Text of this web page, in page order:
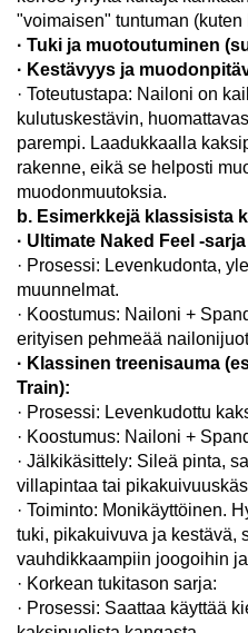
"voimaisen" tuntuman
· Tuki ja muotoutuminen
· Kestävyys ja
· Toteutustapa: Nailoni on
kulutuskestävin,
parempi. Laadukkaalla
rakenne, eikä se helposti
muodonmuutoksia.
b. Esimerkkejä klassisista
· Ultimate Naked Feel -
· Prosessi: Levenkudonta,
muunnelmat.
· Koostumus: Nailoni +
erityisen pehmeää
· Klassinen treenisauma
Train):
· Prosessi: Levenkudottu
· Koostumus: Nailoni +
· Jälkikäsittely: Sileä pinta,
villapintaa tai
· Toiminto: Monikäyttöinen.
tuki, pikakuivuva ja kestävä,
vauhdikkaampiin joogoihin
· Korkean tukitason sarja:
· Prosessi: Saattaa käyttää